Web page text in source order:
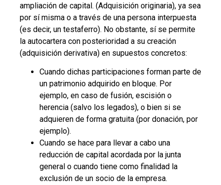
ampliación de capital. (Adquisición originaria), ya sea
por sí misma o a través de una persona interpuesta
(es decir, un testaferro). No obstante, sí se permite
la autocartera con posterioridad a su creación
(adquisición derivativa) en supuestos concretos:
Cuando dichas participaciones forman parte de
un patrimonio adquirido en bloque. Por
ejemplo, en caso de fusión, escisión o
herencia (salvo los legados), o bien si se
adquieren de forma gratuita (por donación, por
ejemplo).
Cuando se hace para llevar a cabo una
reducción de capital acordada por la junta
general o cuando tiene como finalidad la
exclusión de un socio de la empresa.